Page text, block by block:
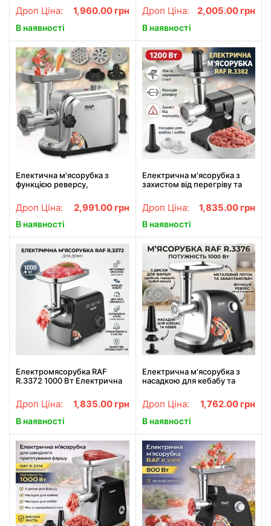
Дроп Ціна: 1,960.00 грн
В наявності
різними насадками
Дроп Ціна: 2,005.00 грн
В наявності
Електична м'ясорубка з
функцією реверсу,
металевим лотком RAF
R.3398 1200W
Дроп Ціна: 2,991.00 грн
В наявності
Електрична м'ясорубка з
захистом від перегріву та
RAF R.3382 1200W
Дроп Ціна: 1,835.00 грн
В наявності
Електромясорубка RAF
R.3372 1000 Вт Електрична
насадкою для ковбас
Дроп Ціна: 1,835.00 грн
В наявності
Електрична м'ясорубка з
насадкою для кебабу та
R.3376 1000W
Дроп Ціна: 1,762.00 грн
В наявності